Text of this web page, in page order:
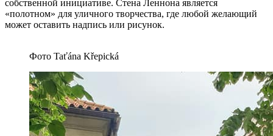
собственной инициативе. Стена Леннона является
«полотном» для уличного творчества, где любой желающий
может оставить надпись или рисунок.
Фото Taťána Křepická